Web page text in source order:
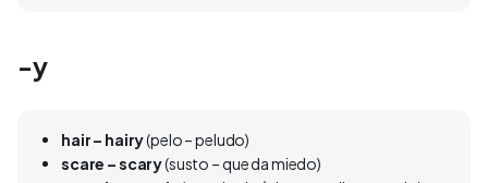
-y
hair – hairy(pelo – peludo)
scare – scary(susto – que da miedo)